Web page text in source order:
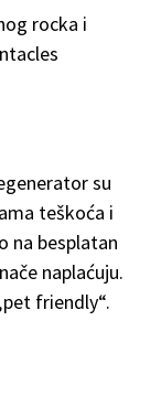
rocka i
su
teškoća i
na besplatan
naplaćuju.
friendly“.